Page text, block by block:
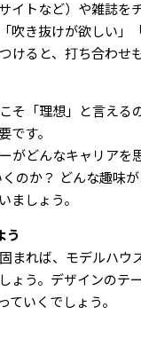
イトなど）や雑誌を
吹き抜けが欲しい
ると、打ち合わせ
そ「理想」と言え
です。
がどんなキャリア
のか？ どんな趣味
ましょう。
う
まれば、モデルハ
ょう。デザインの
いくでしょう。